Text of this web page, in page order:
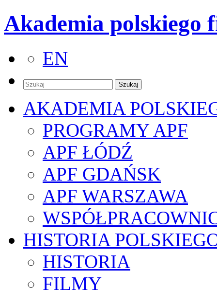
Akademia polskiego
EN
AKADEMIA
PROGRAMY APF
APF ŁÓDŹ
APF GDAŃSK
APF WARSZAWA
HISTORIA
HISTORIA
FILMY